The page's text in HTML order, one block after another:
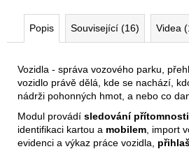
Popis Související (16) Videa
Vozidla - správa vozového parku,
vozidlo právě dělá, kde se nachází,
nádrži pohonných hmot, a nebo co
Modul provádí sledování
identifikaci kartou a mobilem , import
evidenci a výkaz práce vozidla,
ROZPOZNÁNÍM
OBLIČEJE
Kč